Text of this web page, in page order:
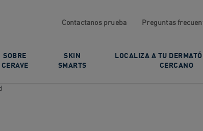
Contactanos prueba Preguntas
SOBRE
CERAVE
SKIN
SMARTS
LOCALIZA A TU
CERCANO